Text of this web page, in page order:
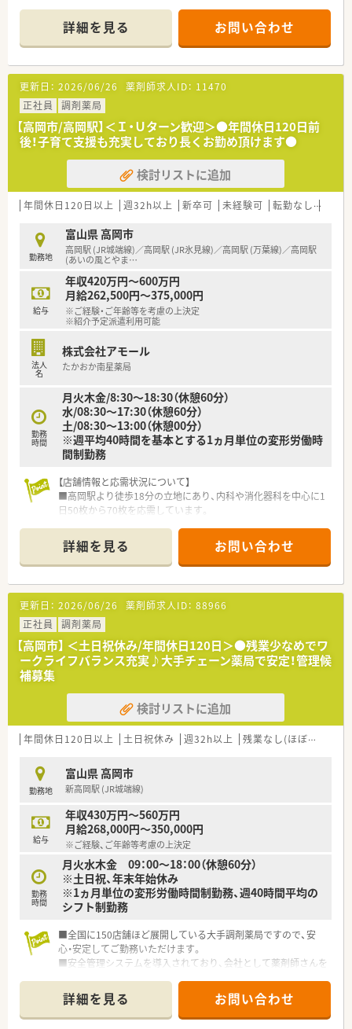
詳細を見る お問い合わせ
更新日： 2026/06/26 薬剤師求人ID： 11470
正社員
調剤薬局
【高岡市/高岡駅】＜Ｉ・Ｕターン歓迎＞●年間休日120日前
後！子育て支援も充実しており長くお勤め頂けます●
検討リストに追加
年間休日120日以上 週32h以上 新卒可 未経験可 転勤なし
勤務地
富山県 高岡市
高岡駅 (JR城端線)／高岡駅 (JR氷見線)／高岡駅 (万葉線)／高岡駅
(あいの風とやま…
給与
年収420万円～600万円
月給262,500円～375,000円
※ご経験・ご年齢等を考慮の上決定
※紹介予定派遣利用可能
法人
名
株式会社アモール
たかおか南星薬局
勤務
時間
月火木金/8:30～18:30（休憩60分）
水/08:30～17:30（休憩60分）
土/08:30～13:00（休憩00分）
※週平均40時間を基本とする1ヵ月単位の変形労働時
間制勤務
【店舗情報と応需状況について】
■高岡駅より徒歩18分の立地にあり、内科や消化器科を中心に1
日50枚から70枚を応需しています。
も複数名配置された手厚い人員体制です。
■外来調剤業務だけでなく在宅医療にも対応しており、地域医療
の一翼を担う重要な役割を果たしています。
【法人特徴について】
■富山県を本拠地に石川や関東へ28店舗を展開し、訪問看護な
ど多角的に地域包括ケアを支える企業です。
■地域貢献を重視し、現場の意見を積極的に取り入れる風通しの
良さが特徴の安定した経営基盤を持っています。
■従業員のワークライフバランスを大切にしており、離職率が低
【こんな取り組みをしています】
■従業員の声をボトムアップで吸い上げるプロジェクト活動を
通じ、働きやすい環境作りを推進しています。
プライベートの充実も支援しています。
■地域のお祭りやイベントへの参加を通じて地域住民との交流
を深め、信頼関係の構築に努めています。
【こんな方が活躍中】
■子育てと仕事を両立させているママさん薬剤師が多く、家庭の
事情に理解がある職場で活躍しています。
■20代の若手からベテランまで幅広い年代が在籍しており、互
いに尊重し合いながら業務を行っています。
■調剤未経験からスタートした方も、充実した研修と先輩のフォ
ローにより第一線で活躍されています。
詳細を見る お問い合わせ
更新日： 2026/06/26 薬剤師求人ID： 88966
正社員
調剤薬局
【高岡市】 ＜土日祝休み/年間休日120日＞●残業少なめでワ
ークライフバランス充実♪大手チェーン薬局で安定！管理候
補募集
検討リストに追加
年間休日120日以上 土日祝休み 週32h以上 残業なし(ほぼなし含む)
勤務地
富山県 高岡市
新高岡駅 (JR城端線)
給与
年収430万円～560万円
月給268,000円～350,000円
※ご経験、ご年齢等考慮の上決定
勤務
時間
月火水木金 09：00～18：00（休憩60分）
※土日祝、年末年始休み
※1ヵ月単位の変形労働時間制勤務、週40時間平均の
シフト制勤務
■全国に150店舗ほど展開している大手調剤薬局ですので、安
心・安定してご勤務いただけます。
■安全管理システムを導入されており、会社として薬剤師さんを
■調剤経験不問！未経験やブランクのある方もしっかりとした研
修がございます。
詳細を見る お問い合わせ